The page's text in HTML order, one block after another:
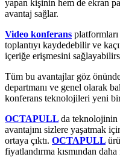
yapan kişinin hem de ekran
avantaj sağlar.
Video konferans
toplantıyı kaydedebilir ve
içeriğe erişmesini
Tüm bu avantajlar göz
departmanı ve genel olarak
konferans teknolojileri yeni
OCTAPULL da teknolojinin
avantajını sizlere yaşatmak
ortaya çıktı. OCTAPULL
fiyatlandırma kısmından